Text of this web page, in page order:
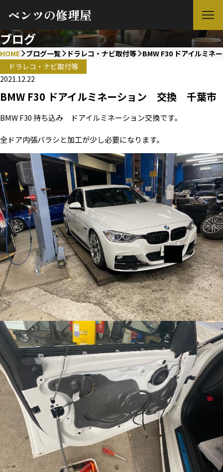
ベンツの修理屋
ブログ
HOME ブログ一覧 ドラレコ・ナビ取付等
BMW F30 ドアイルミ
ドラレコ・ナビ取付等
2021.12.22
BMW F30 ドアイルミネーション 交換 千葉市
BMW F30 持ち込み ドアイルミネーション交換です。
全ドア内張バラシと加工が少し必要になります。